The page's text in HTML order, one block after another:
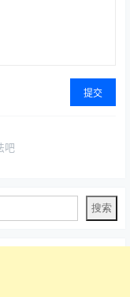
提交
吧